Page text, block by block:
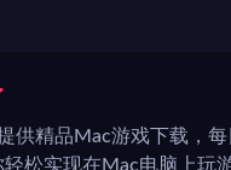
供精品Mac游戏下载，
松实现在Mac电脑上玩